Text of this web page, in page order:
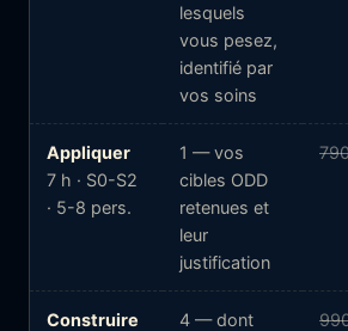
lesquels
vous pesez,
identifié par
vos soins
Appliquer
7 h · S0-S2
· 5-8 pers.
1 — vos
cibles ODD
retenues et
leur
justification
Construire
4 — dont